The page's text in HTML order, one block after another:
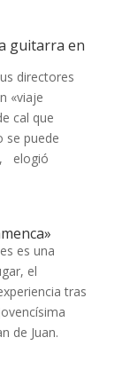
guitarra en
directores
«viaje
cal que
se puede
elogió
es una
el
tras
de Juan.